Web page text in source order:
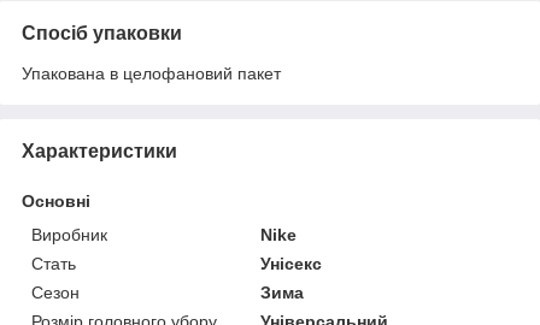
Спосіб упаковки
Упакована в целофановий пакет
Характеристики
Основні
Виробник
Nike
Стать
Унісекс
Сезон
Зима
Розмір головного убору
Універсальний